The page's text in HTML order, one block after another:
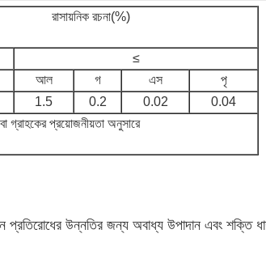
রাসায়নিক রচনা(%)
≤
আল গ এস
পৃ
1.5 0.2 0.02
0.04
প্রয়োজনীয়তা অনুসারে
উন্নতির জন্য অবাধ্য উপাদান এবং শক্তি